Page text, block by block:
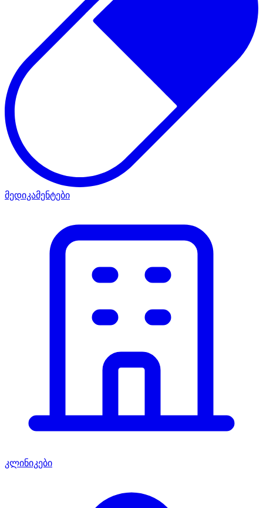
მედიკამენტები
კლინიკები